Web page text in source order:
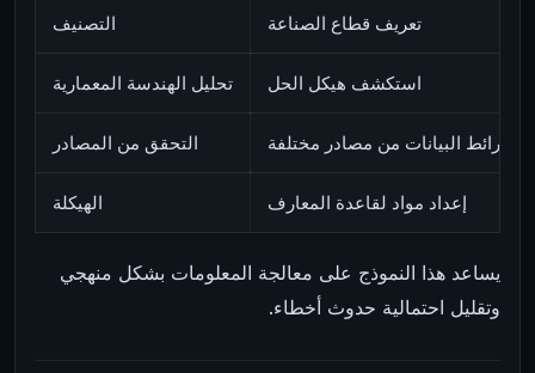
التصنيف تعريف قطاع الصناعة
تحليل الهندسة المعمارية استكشف هيكل الحل
التحقق من المصادر خرائط البيانات من مصادر مختلفة
الهيكلة إعداد مواد لقاعدة المعارف
يساعد هذا النموذج على معالجة المعلومات بشكل منهجي
وتقليل احتمالية حدوث أخطاء.